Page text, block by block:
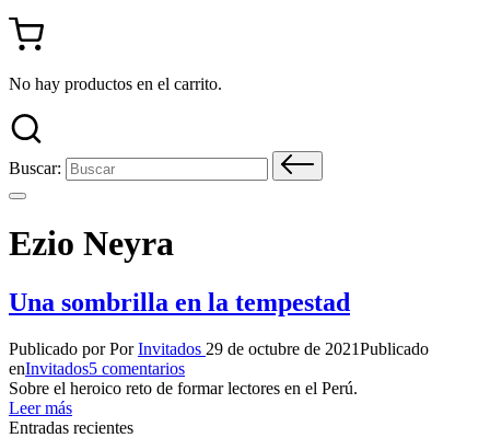
No hay productos en el carrito.
Buscar:
Ezio Neyra
Una sombrilla en la tempestad
Publicado por PorInvitados 29 de octubre de 2021Publicado
enInvitados5 comentarios
Sobre el heroico reto de formar lectores en el Perú.
Leer más
Entradas recientes